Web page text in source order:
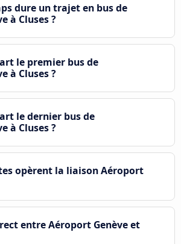
dure un trajet en bus de
à Cluses ?
le premier bus de
à Cluses ?
le dernier bus de
à Cluses ?
opèrent la liaison Aéroport
entre Aéroport Genève et